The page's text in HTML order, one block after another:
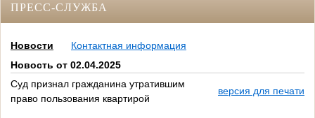
ПРЕСС-СЛУЖБА
Новости
Контактная информация
Новость от 02.04.2025
Суд признал гражданина утратившим
право пользования квартирой
версия для печати